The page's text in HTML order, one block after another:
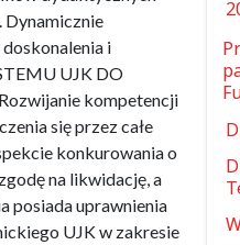
Dynamicznie
i
UJK DO
kompetencji
się przez całe
konkurowania o
na likwidację, a
posiada uprawnienia
UJK w zakresie